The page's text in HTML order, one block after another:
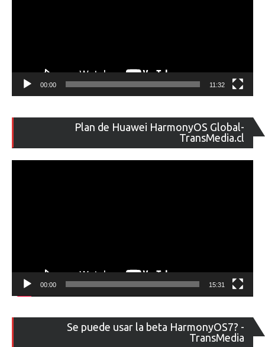
00:00 11:32
Plan de Huawei HarmonyOS Global-
TransMedia.cl
de
00:00 15:31
Se puede usar la beta HarmonyOS7? -
TransMedia
de